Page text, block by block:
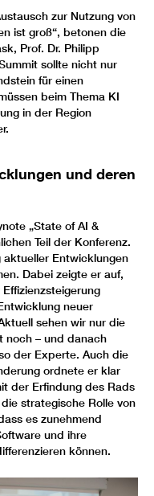
zur Nutzung von
ist groß“, betonen die
Prof. Dr. Philipp
sollte nicht nur
für einen
beim Thema KI
in der Region
und deren
„State of AI &
Teil der Konferenz.
Entwicklungen
Dabei zeigte er auf,
neuer
sehen wir nur die
noch – und danach
der Experte. Auch die
ordnete er klar
der Erfindung des Rads
strategische Rolle von
es zunehmend
und ihre
können.